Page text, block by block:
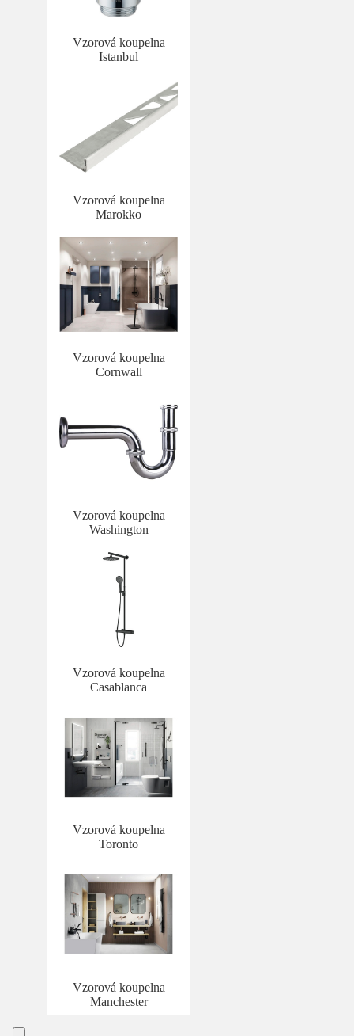
Vzorová koupelna
Istanbul
Vzorová koupelna
Marokko
Vzorová koupelna
Cornwall
Vzorová koupelna
Washington
Vzorová koupelna
Casablanca
Vzorová koupelna
Toronto
Vzorová koupelna
Manchester